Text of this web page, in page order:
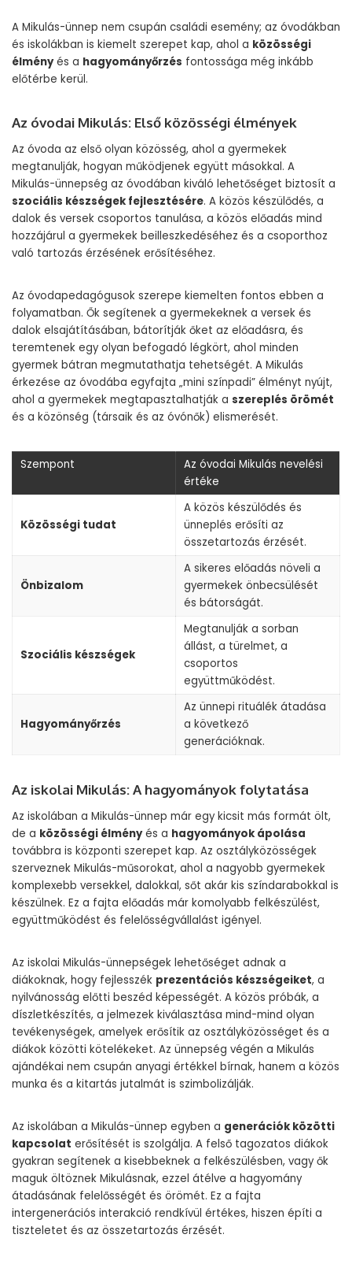
A Mikulás-ünnep nem csupán családi esemény; az óvodákban
és iskolákban is kiemelt szerepet kap, ahol a közösségi
élményés a hagyományőrzés fontossága még inkább
előtérbe kerül.
Az óvodai Mikulás: Első közösségi élmények
Az óvoda az első olyan közösség, ahol a gyermekek
megtanulják, hogyan működjenek együtt másokkal. A
Mikulás-ünnepség az óvodában kiváló lehetőséget biztosít a
szociális készségek fejlesztésére. A közös készülődés, a
dalok és versek csoportos tanulása, a közös előadás mind
hozzájárul a gyermekek beilleszkedéséhez és a csoporthoz
való tartozás érzésének erősítéséhez.
Az óvodapedagógusok szerepe kiemelten fontos ebben a
folyamatban. Ők segítenek a gyermekeknek a versek és
dalok elsajátításában, bátorítják őket az előadásra, és
teremtenek egy olyan befogadó légkört, ahol minden
gyermek bátran megmutathatja tehetségét. A Mikulás
érkezése az óvodába egyfajta „mini színpadi” élményt nyújt,
ahol a gyermekek megtapasztalhatják a szereplés örömét
és a közönség (társaik és az óvónők) elismerését.
Szempont
Az óvodai Mikulás nevelési
értéke
Közösségi tudat
A közös készülődés és
ünneplés erősíti az
összetartozás érzését.
Önbizalom
A sikeres előadás növeli a
gyermekek önbecsülését
és bátorságát.
Szociális készségek
Megtanulják a sorban
állást, a türelmet, a
csoportos
együttműködést.
Hagyományőrzés
Az ünnepi rituálék átadása
a következő
generációknak.
Az iskolai Mikulás: A hagyományok folytatása
Az iskolában a Mikulás-ünnep már egy kicsit más formát ölt,
de a közösségi élményés a hagyományok ápolása
továbbra is központi szerepet kap. Az osztályközösségek
szerveznek Mikulás-műsorokat, ahol a nagyobb gyermekek
komplexebb versekkel, dalokkal, sőt akár kis színdarabokkal is
készülnek. Ez a fajta előadás már komolyabb felkészülést,
együttműködést és felelősségvállalást igényel.
Az iskolai Mikulás-ünnepségek lehetőséget adnak a
diákoknak, hogy fejlesszék prezentációs készségeiket, a
nyilvánosság előtti beszéd képességét. A közös próbák, a
díszletkészítés, a jelmezek kiválasztása mind-mind olyan
tevékenységek, amelyek erősítik az osztályközösséget és a
diákok közötti kötelékeket. Az ünnepség végén a Mikulás
ajándékai nem csupán anyagi értékkel bírnak, hanem a közös
munka és a kitartás jutalmát is szimbolizálják.
Az iskolában a Mikulás-ünnep egyben a generációk közötti
kapcsolat erősítését is szolgálja. A felső tagozatos diákok
gyakran segítenek a kisebbeknek a felkészülésben, vagy ők
maguk öltöznek Mikulásnak, ezzel átélve a hagyomány
átadásának felelősségét és örömét. Ez a fajta
intergenerációs interakció rendkívül értékes, hiszen építi a
tiszteletet és az összetartozás érzését.